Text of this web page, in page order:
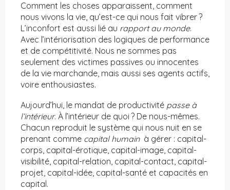
Comment les choses apparaissent, comment
nous vivons la vie, qu’est-ce qui nous fait vibrer ?
L’inconfort est aussi lié au rapport au monde.
Avec l’intériorisation des logiques de performance
et de compétitivité. Nous ne sommes pas
seulement des victimes passives ou innocentes
de la vie marchande, mais aussi ses agents actifs,
voire enthousiastes.
Aujourd’hui, le mandat de productivité passe à
l’intérieur. À l’intérieur de quoi ? De nous-mêmes.
Chacun reproduit le système qui nous nuit en se
prenant comme capital humainà gérer : capital-
corps, capital-érotique, capital-image, capital-
visibilité, capital-relation, capital-contact, capital-
projet, capital-idée, capital-santé et capacités en
capital.